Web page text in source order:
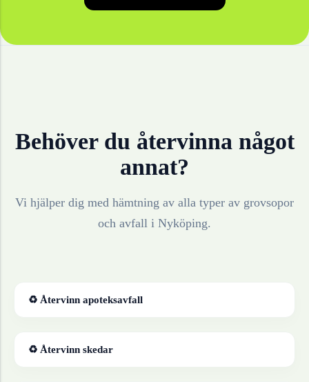
Behöver du återvinna något
annat?
Vi hjälper dig med hämtning av alla typer av grovsopor
och avfall i Nyköping.
♻ Återvinn apoteksavfall
♻ Återvinn skedar